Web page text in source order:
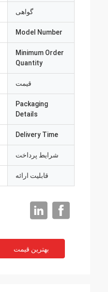
گواهی
Model Number
Minimum Order
Quantity
قیمت
Packaging
Details
Delivery Time
شرایط پرداخت
قابلیت ارائه
بهترین قیمت